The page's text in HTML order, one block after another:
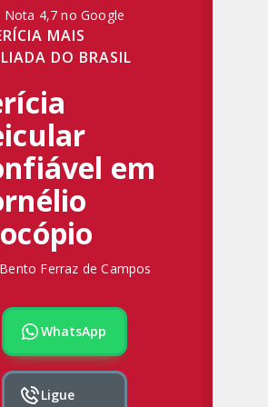
Nota 4,7 no Google
MAIS
DO BRASIL
em
Ferraz de Campos
WhatsApp
Ligue